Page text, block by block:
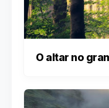
O altar no